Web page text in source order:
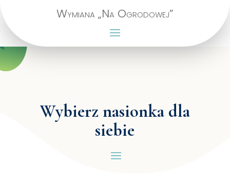
Wymiana „Na Ogrodowej”
Wybierz nasionka dla
siebie